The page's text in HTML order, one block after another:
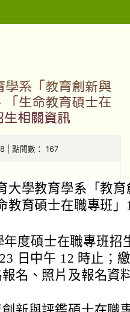
⏸
學系「教育創新與
「生命教育碩士在
相關資訊
| 點閱數： 167
大學教育學系「教
教育碩士在職專班
年度碩士在職專班招
日中午 12 時止；
名、照片及報名資